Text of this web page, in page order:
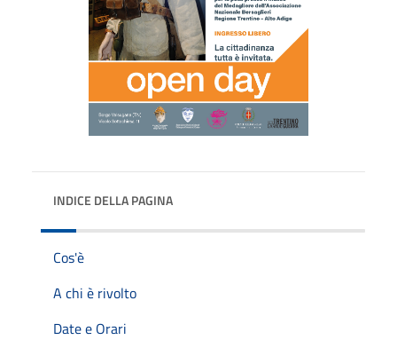
INDICE DELLA PAGINA
Cos'è
A chi è rivolto
Date e Orari